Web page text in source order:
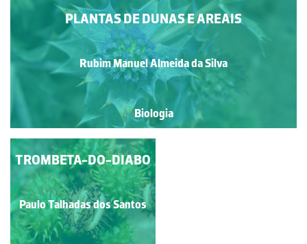
PLANTAS DE DUNAS E AREAIS
Rubim Manuel Almeida da Silva
Biologia
TOJO
Paulo Talhadas dos Santos
TROMBETA-DO-DIABO
Paulo Talhadas dos Santos